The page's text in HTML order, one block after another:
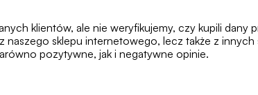
klientów, ale nie weryfikujemy, czy kupili dany
sklepu internetowego, lecz także z
pozytywne, jak i negatywne opinie.